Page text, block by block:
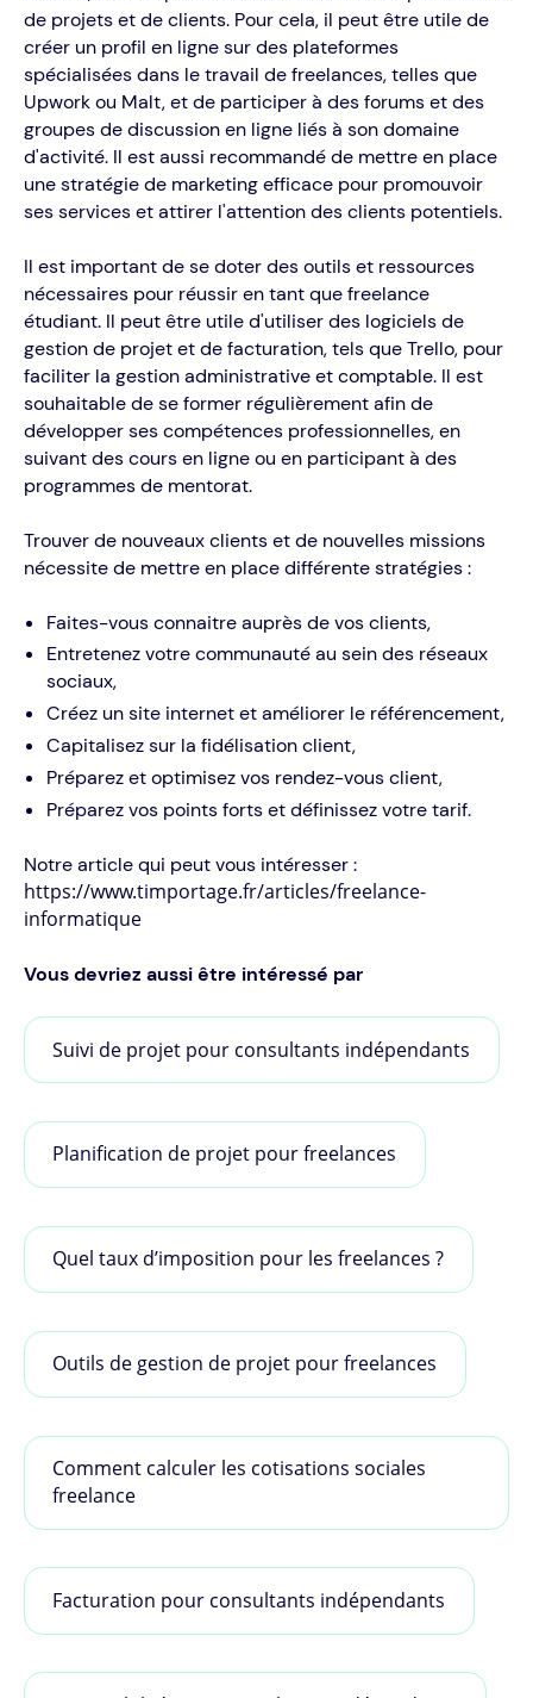
de projets et de clients. Pour cela, il peut être utile de
créer un profil en ligne sur des plateformes
spécialisées dans le travail de freelances, telles que
Upwork ou Malt, et de participer à des forums et des
groupes de discussion en ligne liés à son domaine
d'activité. Il est aussi recommandé de mettre en place
une stratégie de marketing efficace pour promouvoir
ses services et attirer l'attention des clients potentiels.
Il est important de se doter des outils et ressources
nécessaires pour réussir en tant que freelance
étudiant. Il peut être utile d'utiliser des logiciels de
gestion de projet et de facturation, tels que Trello, pour
faciliter la gestion administrative et comptable. Il est
souhaitable de se former régulièrement afin de
développer ses compétences professionnelles, en
suivant des cours en ligne ou en participant à des
programmes de mentorat.
Trouver de nouveaux clients et de nouvelles missions
nécessite de mettre en place différente stratégies :
Faites-vous connaitre auprès de vos clients,
Entretenez votre communauté au sein des réseaux
sociaux,
Créez un site internet et améliorer le référencement,
Capitalisez sur la fidélisation client,
Préparez et optimisez vos rendez-vous client,
Préparez vos points forts et définissez votre tarif.
Notre article qui peut vous intéresser :
https://www.timportage.fr/articles/freelance-
informatique
Vous devriez aussi être intéressé par
Suivi de projet pour consultants indépendants
Planification de projet pour freelances
Quel taux d’imposition pour les freelances ?
Outils de gestion de projet pour freelances
Comment calculer les cotisations sociales
freelance
Facturation pour consultants indépendants